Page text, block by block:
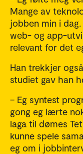
Mange av
jobben min i
web- og app-
relevant for det
Han trekkjer
studiet gav han
– Eg syntest
gong eg lærte
laga til dømes
kunne spele
eg om i